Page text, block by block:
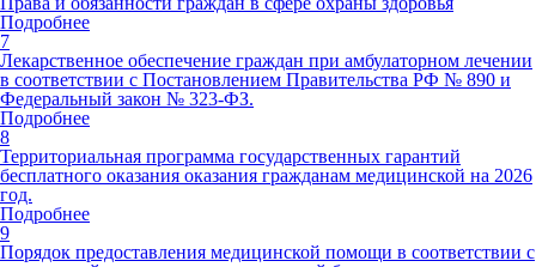
Подробнее
7
Лекарственное обеспечение граждан при амбулаторном лечении
в соответствии с Постановлением Правительства РФ № 890 и
Федеральный закон № 323-ФЗ.
Подробнее
8
Территориальная программа государственных гарантий
бесплатного оказания оказания гражданам медицинской на 2026
год.
Подробнее
9
Порядок предоставления медицинской помощи в соответствии с